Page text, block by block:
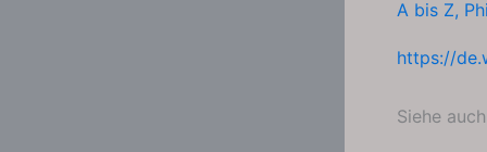
A bis Z,
https://
Siehe auch